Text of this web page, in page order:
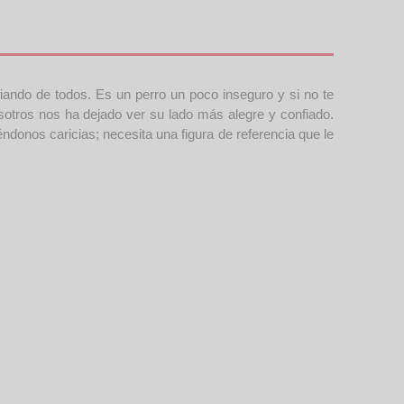
de todos. Es un perro un poco inseguro y si no te
nos ha dejado ver su lado más alegre y confiado.
caricias; necesita una figura de referencia que le